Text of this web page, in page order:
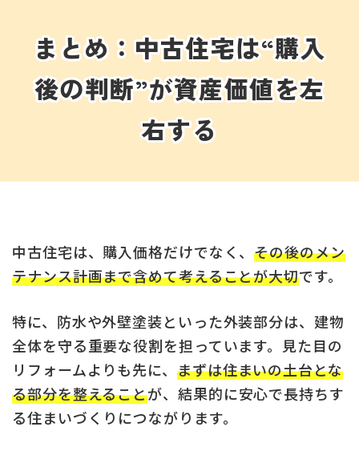
まとめ：中古住宅は“購入
後の判断”が資産価値を左
右する
中古住宅は、購入価格だけでなく、その後のメン
テナンス計画まで含めて考えることが大切です。
特に、防水や外壁塗装といった外装部分は、建物
全体を守る重要な役割を担っています。見た目の
リフォームよりも先に、 まずは住まいの土台とな
る部分を整えることが、結果的に安心で長持ちす
る住まいづくりにつながります。